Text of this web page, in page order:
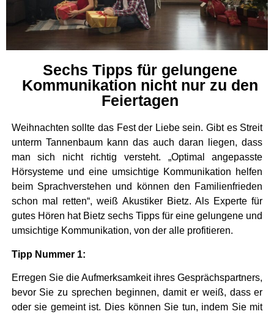
Sechs Tipps für gelungene
Kommunikation nicht nur zu den
Feiertagen
Weihnachten sollte das Fest der Liebe sein. Gibt es Streit
unterm Tannenbaum kann das auch daran liegen, dass
man sich nicht richtig versteht. „Optimal angepasste
Hörsysteme und eine umsichtige Kommunikation helfen
beim Sprachverstehen und können den Familienfrieden
schon mal retten“, weiß Akustiker Bietz. Als Experte für
gutes Hören hat Bietz sechs Tipps für eine gelungene und
umsichtige Kommunikation, von der alle profitieren.
Tipp Nummer 1:
Erregen Sie die Aufmerksamkeit ihres Gesprächspartners,
bevor Sie zu sprechen beginnen, damit er weiß, dass er
oder sie gemeint ist. Dies können Sie tun, indem Sie mit